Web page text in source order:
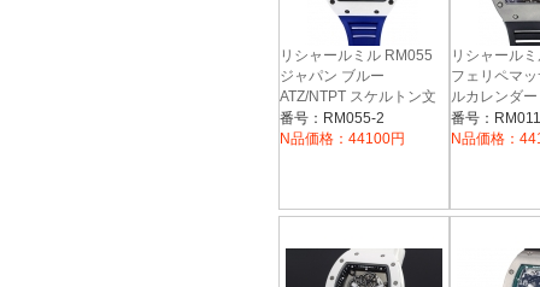
リシャールミル RM055
ジャパン ブルー
ATZ/NTPT スケルトン文
字盤 手巻き ラバー
番号：RM055-2
N品価格：44100円
リシャール
フェリペマ
ルカレンダ
ク クロノグ
ンデックス
番号：
N品価格：